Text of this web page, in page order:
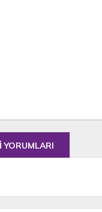
YORUMLARI